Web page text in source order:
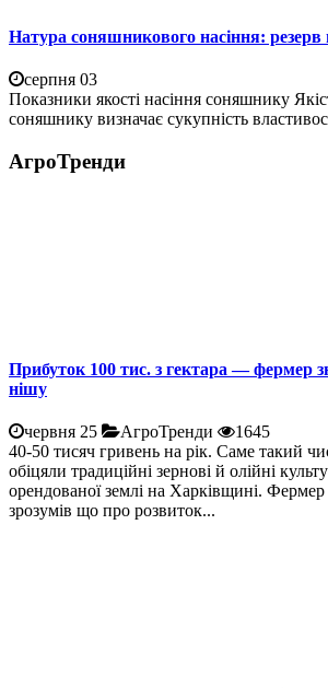
Натура соняшникового насіння: резерв
серпня 03
Показники якості насіння соняшнику
соняшнику визначає сукупність
АгроТренди
Прибуток 100 тис. з гектара — фермер
нішу
червня 25 АгроТренди
1645
40-50 тисяч гривень на рік. Саме такий
обіцяли традиційні зернові й олійні
орендованої землі на Харківщині.
зрозумів що про розвиток...